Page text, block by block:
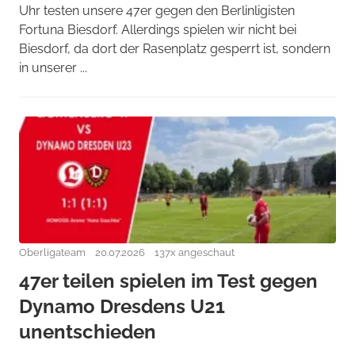
Uhr testen unsere 47er gegen den Berlinligisten
Fortuna Biesdorf. Allerdings spielen wir nicht bei
Biesdorf, da dort der Rasenplatz gesperrt ist, sondern
in unserer ...
Oberligateam 20.07.2026 137x angeschaut
47er teilen spielen im Test gegen
Dynamo Dresdens U21
unentschieden